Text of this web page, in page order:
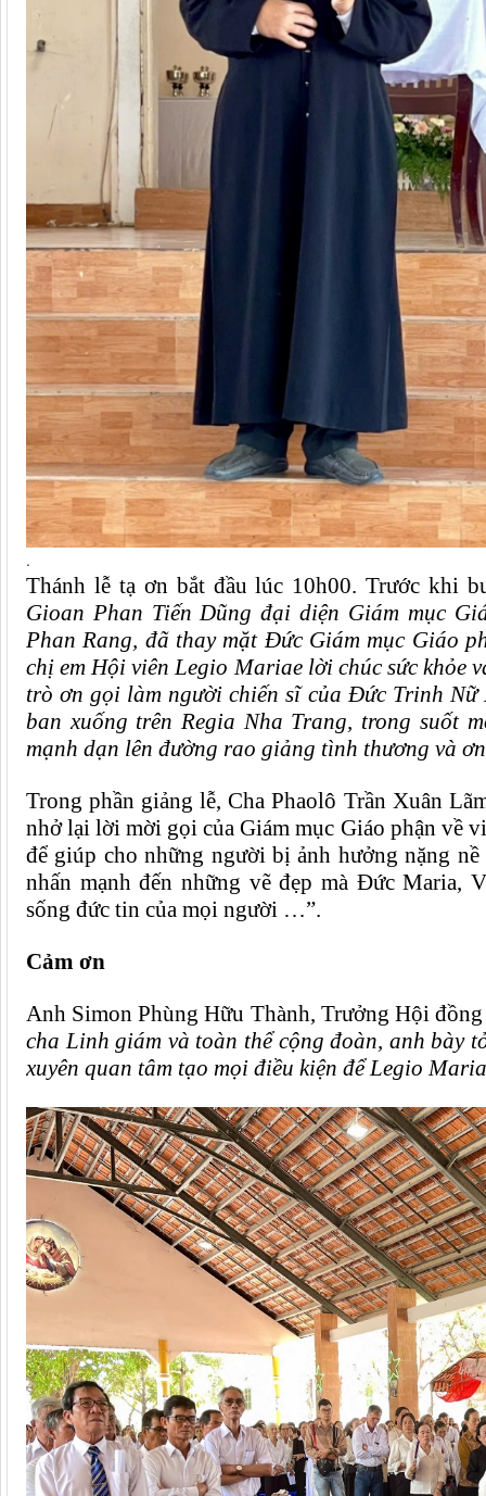
.
Thánh lễ tạ ơn bắt đầu lúc 10h00. Trước khi
Gioan Phan Tiến Dũng đại diện Giám mục
Phan Rang, đã thay mặt Đức Giám mục Giáo
chị em Hội viên Legio Mariae lời chúc sức khỏe
trò ơn gọi làm người chiến sĩ của Đức Trinh
ban xuống trên Regia Nha Trang, trong suốt
mạnh dạn lên đường rao giảng tình thương và
Trong phần giảng lễ,ChaPhaolô Trần Xuân
nhở lại lời mời gọi của Giám mục Giáo phận về
để giúp cho những người bị ảnh hưởng nặng
nhấn mạnh đến những vẽ đẹp mà Đức Maria,
sống đức tin của mọi người …”.
Cảm ơn
Anh Simon Phùng Hữu Thành, Trưởng Hội
cha Linh giám và toàn thể cộng đoàn, anh bày
xuyên quan tâm tạo mọi điều kiện để Legio